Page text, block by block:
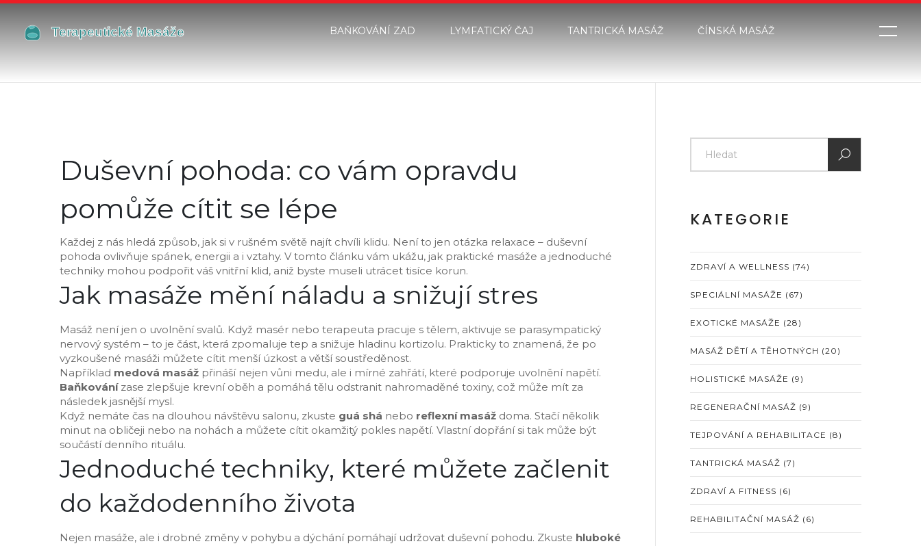
BAŇKOVÁNÍ ZAD LYMFATICKÝ ČAJ TANTRICKÁ MASÁŽ ČÍNSKÁ MASÁŽ
Duševní pohoda: co vám opravdu
pomůže cítit se lépe
Každej z nás hledá způsob, jak si v rušném světě najít chvíli klidu. Není to jen otázka relaxace – duševní
pohoda ovlivňuje spánek, energii a i vztahy. V tomto článku vám ukážu, jak praktické masáže a jednoduché
techniky mohou podpořit váš vnitřní klid, aniž byste museli utrácet tisíce korun.
Jak masáže mění náladu a snižují stres
Masáž není jen o uvolnění svalů. Když masér nebo terapeuta pracuje s tělem, aktivuje se parasympatický
nervový systém – to je část, která zpomaluje tep a snižuje hladinu kortizolu. Prakticky to znamená, že po
vyzkoušené masáži můžete cítit menší úzkost a větší soustředěnost.
Například medová masáž přináší nejen vůni medu, ale i mírné zahřátí, které podporuje uvolnění napětí.
Baňkovánízase zlepšuje krevní oběh a pomáhá tělu odstranit nahromaděné toxiny, což může mít za
následek jasnější mysl.
Když nemáte čas na dlouhou návštěvu salonu, zkuste guá shá nebo reflexní masáž doma. Stačí několik
minut na obličeji nebo na nohách a můžete cítit okamžitý pokles napětí. Vlastní dopřání si tak může být
součástí denního rituálu.
Jednoduché techniky, které můžete začlenit
do každodenního života
Nejen masáže, ale i drobné změny v pohybu a dýchání pomáhají udržovat duševní pohodu. Zkuste hluboké
KATEGORIE
ZDRAVÍ A WELLNESS (74)
SPECIÁLNÍ MASÁŽE (67)
EXOTICKÉ MASÁŽE (28)
MASÁŽ DĚTÍ A TĚHOTNÝCH (20)
HOLISTICKÉ MASÁŽE (9)
REGENERAČNÍ MASÁŽ (9)
TEJPOVÁNÍ A REHABILITACE (8)
TANTRICKÁ MASÁŽ (7)
ZDRAVÍ A FITNESS (6)
REHABILITAČNÍ MASÁŽ (6)